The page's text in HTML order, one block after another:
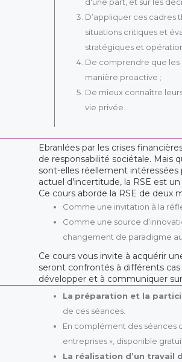
D’appliquer ces cadres
situations critiques et
stratégiques et
De comprendre que les
manière proactive ;
De mieux connaître
vie privée.
Ebranlées par les crises
de responsabilité sociétale. Mais
sont-elles réellement
actuel d’incertitude, la RSE est
Ce cours aborde la RSE de deux
Comme une invitation à la
Comme une source
changement de paradigme
Ce cours vous invite à acquérir
seront confrontés à différents
développer et à communiquer
La préparation et la
de ces séances.
En complément des séances
entreprises », disponible
La réalisation d’un travail